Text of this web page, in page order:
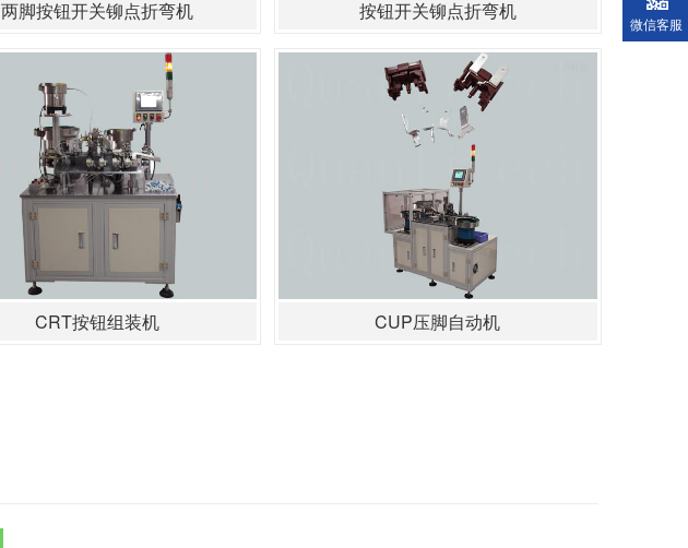
两脚按钮开关铆点折弯机 按钮开关铆点折弯机
CRT按钮组装机 CUP压脚自动机
微信客服